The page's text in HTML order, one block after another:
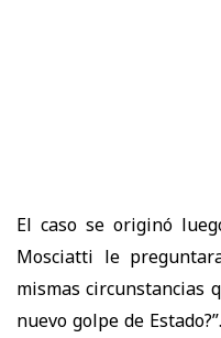
El caso se originó
Mosciatti le
mismas circunstancias
nuevo golpe de